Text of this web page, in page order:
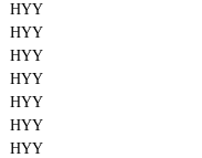
HYY
HYY
HYY
HYY
HYY
HYY
HYY